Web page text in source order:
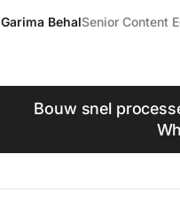
Garima BehalSenior Content
Bouw snel